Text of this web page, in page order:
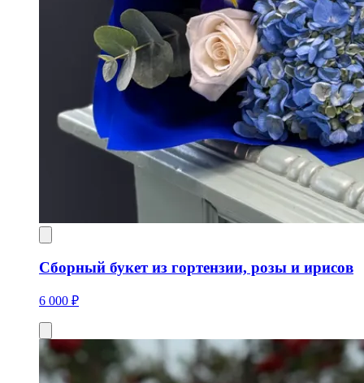
Сборный букет из гортензии, розы и ирисов
6 000 ₽